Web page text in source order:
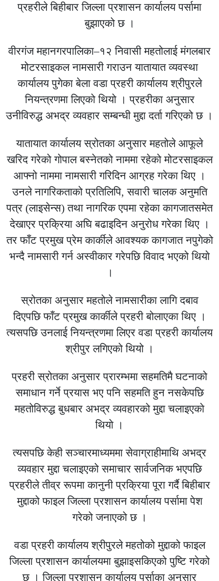
प्रहरीले बिहीबार जिल्ला प्रशासन कार्यालय पर्सामा
बुझाएको छ ।
वीरगंज महानगरपालिका–१२ निवासी महतोलाई मंगलबार
मोटरसाइकल नामसारी गराउन यातायात व्यवस्था
कार्यालय पुगेका बेला वडा प्रहरी कार्यालय श्रीपुरले
नियन्त्रणमा लिएको थियो । प्रहरीका अनुसार
उनीविरुद्ध अभद्र व्यवहार सम्बन्धी मुद्दा दर्ता गरिएको छ ।
यातायात कार्यालय स्रोतका अनुसार महतोले आफूले
खरिद गरेको गोपाल बस्नेतको नाममा रहेको मोटरसाइकल
आफ्नो नाममा नामसारी गरिदिन आग्रह गरेका थिए ।
उनले नागरिकताको प्रतिलिपि, सवारी चालक अनुमति
पत्र (लाइसेन्स) तथा नागरिक एपमा रहेका कागजातसमेत
देखाएर प्रक्रिया अघि बढाइदिन अनुरोध गरेका थिए ।
तर फाँट प्रमुख प्रेम कार्कीले आवश्यक कागजात नपुगेको
भन्दै नामसारी गर्न अस्वीकार गरेपछि विवाद भएको थियाे
।
स्रोतका अनुसार महतोले नामसारीका लागि दबाव
दिएपछि फाँट प्रमुख कार्कीले प्रहरी बोलाएका थिए ।
त्यसपछि उनलाई नियन्त्रणमा लिएर वडा प्रहरी कार्यालय
श्रीपुर लगिएको थियो ।
प्रहरी स्रोतका अनुसार प्रारम्भमा सहमतिमै घटनाको
समाधान गर्ने प्रयास भए पनि सहमति हुन नसकेपछि
महतोविरुद्ध बुधबार अभद्र व्यवहारको मुद्दा चलाइएकाे
थियाे ।
त्यसपछि केही सञ्चारमाध्यममा सेवाग्राहीमाथि अभद्र
व्यवहार मुद्दा चलाइएको समाचार सार्वजनिक भएपछि
प्रहरीले तीव्र रूपमा कानुनी प्रक्रिया पूरा गर्दै बिहीबार
मुद्दाको फाइल जिल्ला प्रशासन कार्यालय पर्सामा पेश
गरेको जनाएको छ ।
वडा प्रहरी कार्यालय श्रीपुरले महतोको मुद्दाको फाइल
जिल्ला प्रशासन कार्यालयमा बुझाइसकिएको पुष्टि गरेको
छ । जिल्ला प्रशासन कार्यालय पर्साका अनुसार